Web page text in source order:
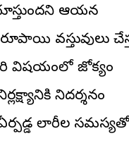
ఆయన
వస్తువులు
విషయంలో జోక్యం
నిదర్శనం
లారీల సమస్యతో